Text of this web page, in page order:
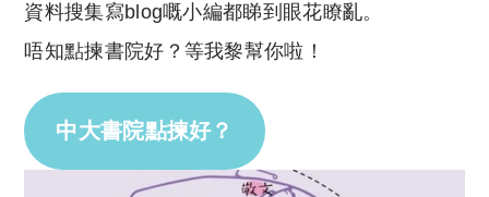
資料搜集寫blog嘅小編都睇到眼花瞭亂。
唔知點揀書院好？等我黎幫你啦！
中大書院點揀好？